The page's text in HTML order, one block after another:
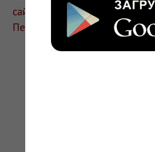
сайте для ознакомления и не
Перед применением